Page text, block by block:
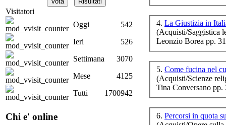
Visitatori
Oggi
542
Ieri
526
Settimana
3070
Mese
4125
Tutti
1700942
Chi e' online
4. La Giustizia in
(Acquisti/Saggistica
Leonzio Borea pp.
5. Come fucina nel
(Acquisti/Scienze
Tina Conversano pp.
6. Percorsi in quota